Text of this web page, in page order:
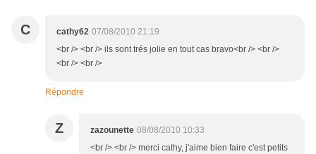
C cathy62 07/08/2010 21:19
<br /> <br /> ils sont trés jolie en tout cas bravo<br /> <br />
<br /> <br />
Répondre
Z zazounette 08/08/2010 10:33
<br /> <br /> merci cathy, j'aime bien faire c'est petits